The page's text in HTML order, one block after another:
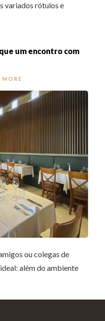
variados rótulos e
um encontro com
MORE
ou colegas de
além do ambiente